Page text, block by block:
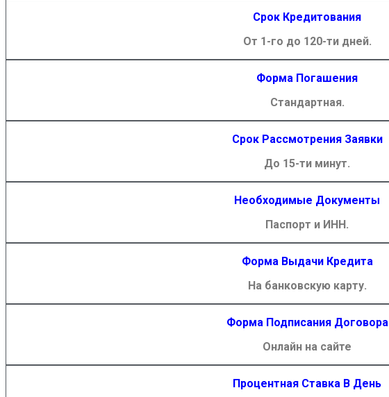
Срок Кредитования
От 1-го до 120-ти дней.
Форма Погашения
Стандартная.
Срок Рассмотрения Заявки
До 15-ти минут.
Необходимые Документы
Паспорт и ИНН.
Форма Выдачи Кредита
На банковскую карту.
Форма Подписания Договора
Онлайн на сайте
Процентная Ставка В День